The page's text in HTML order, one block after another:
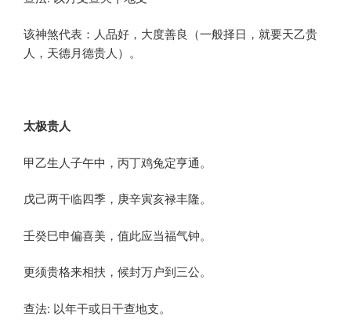
该神煞代表：人品好，大度善良（一般择日，就要天乙贵
人，天德月德贵人）。
太极贵人
甲乙生人子午中，丙丁鸡兔定亨通。
戊己两干临四季，庚辛寅亥禄丰隆。
壬癸巳申偏喜美，值此应当福气钟。
更须贵格来相扶，候封万户到三公。
查法: 以年干或日干查地支。